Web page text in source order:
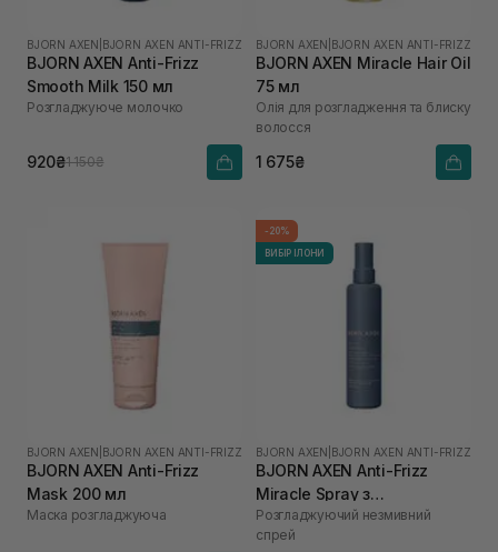
BJORN AXEN BJORN AXEN ANTI-FRIZZ
BJORN AXEN Anti-Frizz
Smooth Milk 150 мл
Розгладжуюче молочко
920₴1 150₴
BJORN AXEN BJORN AXEN ANTI-FRIZZ
BJORN AXEN Miracle Hair Oil
75 мл
Oлія для розгладження та блиску
волосся
1 675₴
BJORN AXEN BJORN AXEN ANTI-FRIZZ
BJORN AXEN Anti-Frizz
Mask 200 мл
Маска розгладжуюча
-20%
ВИБІР ІЛОНИ
BJORN AXEN BJORN AXEN ANTI-FRIZZ
BJORN AXEN Anti-Frizz
Miracle Spray з
термозахистом до 220°C
для всіх типів волосся 150
Розгладжуючий незмивний
спрей